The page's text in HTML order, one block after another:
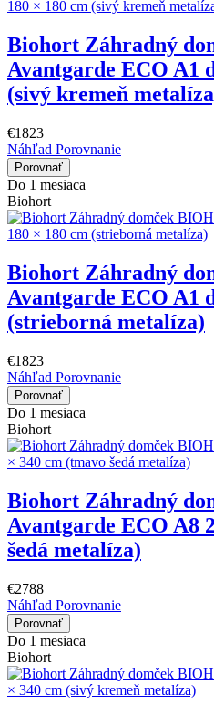
Biohort Záhradný
Avantgarde ECO A1
(sivý kremeň
€1823
Náhľad Porovnanie
Porovnať
Do 1 mesiaca
Biohort
Biohort Záhradný
Avantgarde ECO A1
(strieborná metalíza)
€1823
Náhľad Porovnanie
Porovnať
Do 1 mesiaca
Biohort
Biohort Záhradný
Avantgarde ECO A8
šedá metalíza)
€2788
Náhľad Porovnanie
Porovnať
Do 1 mesiaca
Biohort